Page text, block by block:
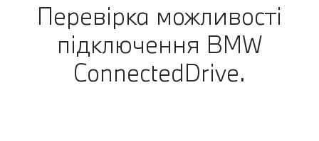
Перевірка можливості
підключення BMW
ConnectedDrive.